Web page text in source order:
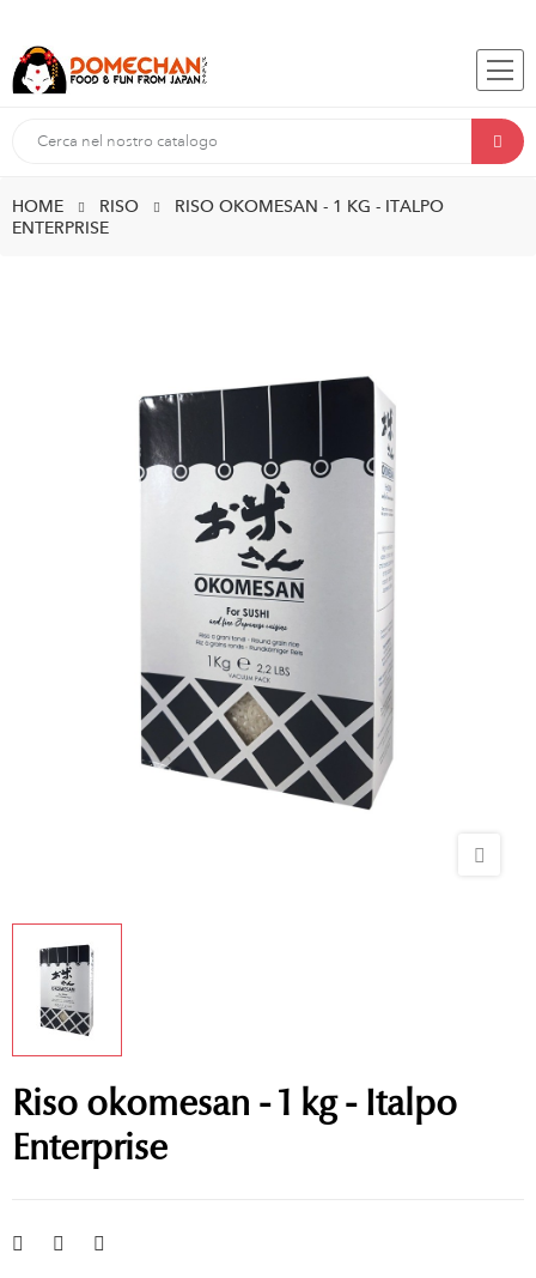
HOME RISO
RISO OKOMESAN - 1 KG - ITALPO
ENTERPRISE
Riso okomesan - 1 kg - Italpo
Enterprise